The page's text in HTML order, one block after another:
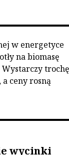
w energetyce
na biomasę
trochę
ceny rosną
wycinki